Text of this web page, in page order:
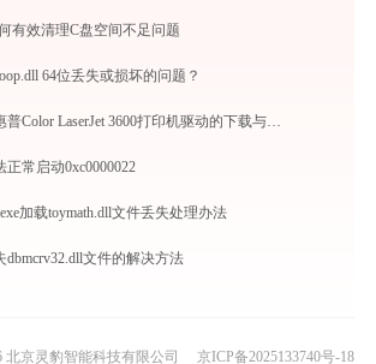
有效清理C盘空间不足问题
64位丢失或损坏的问题？
专业指南：惠普Color LaserJet 3600打印机驱动的下载与安装步骤详解
正常启动0xc0000022
加载toymath.dll文件丢失处理办法
dbmcrv32.dll文件的解决方法
北京灵豹智能科技有限公司 京ICP备2025133740号-18